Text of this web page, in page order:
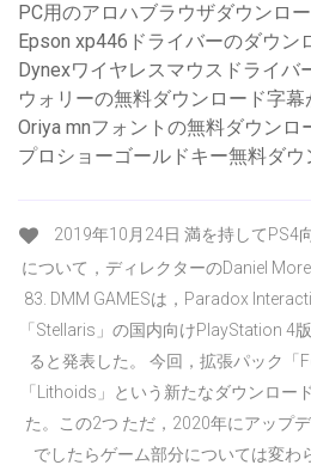
PC用のアロハブラウザダウンロ
Epson xp446ドライバーのダウン
Dynexワイヤレスマウスドライバ
ウォリーの無料ダウンロード字幕
Oriya mnフォントの無料ダウンロ
プロショーゴールドキー無料ダウ
2019年10月24日 満を持してPS4
について，ディレクターのDaniel
83. DMM GAMESは，Paradox
「Stellaris」の国内向けPlayStation 4
ると発表した。 今回，拡張パック「
「Lithoids」という新たなダウンロー
た。この2つ ただ，2020年にアップ
でしたらゲーム部分については変わ